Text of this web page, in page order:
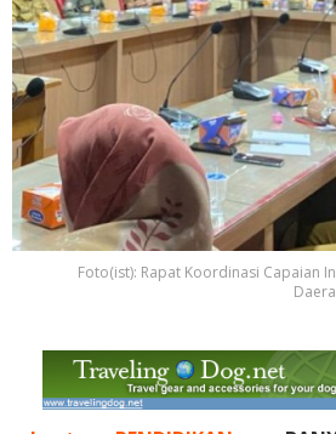
Foto(ist): Rapat Koordinasi Capaian